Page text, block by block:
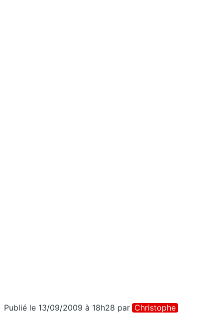
Publié le 13/09/2009 à 18h28 par Christophe